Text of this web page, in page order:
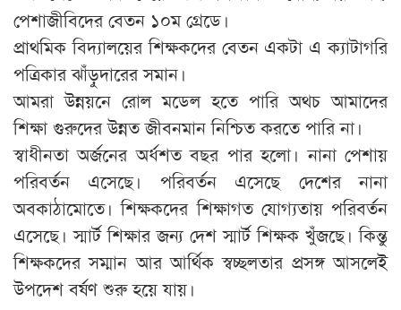
পেশাজীবিদের বেতন ১০ম গ্রেডে।
প্রাথমিক বিদ্যালয়ের শিক্ষকদের বেতন একটা এ ক্যাটাগরি
পত্রিকার ঝাঁড়ুদারের সমান।
আমরা উন্নয়নে রোল মডেল হতে পারি অথচ আমাদের
শিক্ষা গুরুদের উন্নত জীবনমান নিশ্চিত করতে পারি না।
স্বাধীনতা অর্জনের অর্ধশত বছর পার হলো। নানা পেশায়
পরিবর্তন এসেছে। পরিবর্তন এসেছে দেশের নানা
অবকাঠামোতে। শিক্ষকদের শিক্ষাগত যোগ্যতায় পরিবর্তন
এসেছে। স্মার্ট শিক্ষার জন্য দেশ স্মার্ট শিক্ষক খুঁজছে। কিন্তু
শিক্ষকদের সম্মান আর আর্থিক স্বচ্ছলতার প্রসঙ্গ আসলেই
উপদেশ বর্ষণ শুরু হয়ে যায়।